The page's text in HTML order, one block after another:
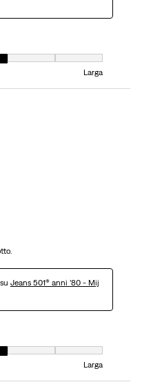
a Stretta e 5 è uguale a Larga
Larga
Jeans 501® anni ’80 - Mij
a Stretta e 5 è uguale a Larga
Larga